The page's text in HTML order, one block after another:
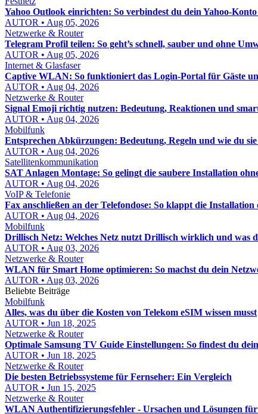
Yahoo Outlook einrichten: So verbindest du dein Yahoo-
AUTOR • Aug 05, 2026
Netzwerke & Router
Telegram Profil teilen: So geht’s schnell, sauber und ohne
AUTOR • Aug 05, 2026
Internet & Glasfaser
Captive WLAN: So funktioniert das Login-Portal für Gäste
AUTOR • Aug 04, 2026
Netzwerke & Router
Signal Emoji richtig nutzen: Bedeutung, Reaktionen und
AUTOR • Aug 04, 2026
Mobilfunk
Entsprechen Abkürzungen: Bedeutung, Regeln und wie du
AUTOR • Aug 04, 2026
Satellitenkommunikation
SAT Anlagen Montage: So gelingt die saubere Installation
AUTOR • Aug 04, 2026
VoIP & Telefonie
Fax anschließen an der Telefondose: So klappt die Installation
AUTOR • Aug 04, 2026
Mobilfunk
Drillisch Netz: Welches Netz nutzt Drillisch wirklich und was
AUTOR • Aug 03, 2026
Netzwerke & Router
WLAN für Smart Home optimieren: So machst du dein
AUTOR • Aug 03, 2026
Beliebte Beiträge
Mobilfunk
Alles, was du über die Kosten von Telekom eSIM wissen musst
AUTOR • Jun 18, 2025
Netzwerke & Router
Optimale Samsung TV Guide Einstellungen: So findest du
AUTOR • Jun 18, 2025
Netzwerke & Router
Die besten Betriebssysteme für Fernseher: Ein Vergleich
AUTOR • Jun 15, 2025
Netzwerke & Router
WLAN Authentifizierungsfehler - Ursachen und Lösungen für